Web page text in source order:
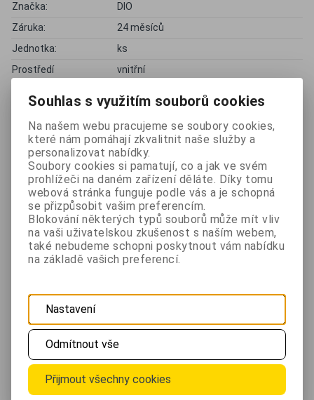
Značka:
DIO
Záruka:
24 měsíců
Jednotka:
ks
Prostředí
vnitřní
Napájení
baterie
Připojení produktu
bezdrátové připojení
Tisknout Oblíbené Porovnat
Popis Srovnání Video Dotazy Hodnocení
Bezdrátový zesilovací opakovač signálu pro
prodloužení dosahu vysílačů systému DIO. Umožňuje
opakovat signál až pro 6 zařízení. Prodloužíte tak
dosah komponent systému DIO všude, kde je již
nedostatečný signál.
Souhlas s využitím souborů cookies
Na našem webu pracujeme se soubory cookies,
které nám pomáhají zkvalitnit naše služby a
personalizovat nabídky.
Soubory cookies si pamatují, co a jak ve svém
prohlížeči na daném zařízení děláte. Díky tomu
webová stránka funguje podle vás a je schopná
se přizpůsobit vašim preferencím.
Blokování některých typů souborů může mít vliv
na vaši uživatelskou zkušenost s naším webem,
také nebudeme schopni poskytnout vám nabídku
na základě vašich preferencí.
Nastavení
Odmítnout vše
Přijmout všechny cookies